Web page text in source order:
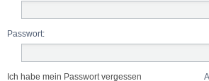
Passwort:
Ich habe mein Passwort vergessen